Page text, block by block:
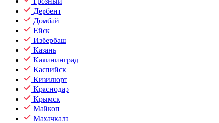
Дербент
Домбай
Ейск
Избербаш
Казань
Калининград
Каспийск
Кизилюрт
Краснодар
Крымск
Майкоп
Махачкала